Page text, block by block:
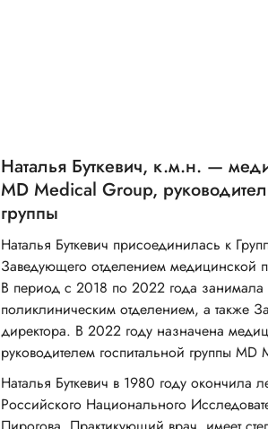
Наталья Буткевич, к.м.н. —
MD Medical Group,
группы
Наталья Буткевич присоединилась к
Заведующего отделением медицинской
В период с 2018 по 2022 года
поликлиническим отделением, а также
директора. В 2022 году назначена
руководителем госпитальной группы MD
Наталья Буткевич в 1980 году окончила
Российского Национального